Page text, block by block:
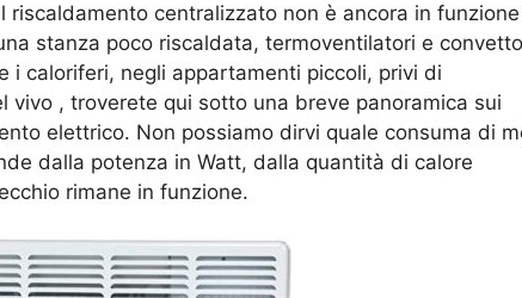
riscaldamento centralizzato non è ancora in funzione
stanza poco riscaldata, termoventilatori e
i caloriferi, negli appartamenti piccoli, privi di
vivo , troverete qui sotto una breve panoramica sui
elettrico. Non possiamo dirvi quale consuma di
dalla potenza in Watt, dalla quantità di calore
rimane in funzione.